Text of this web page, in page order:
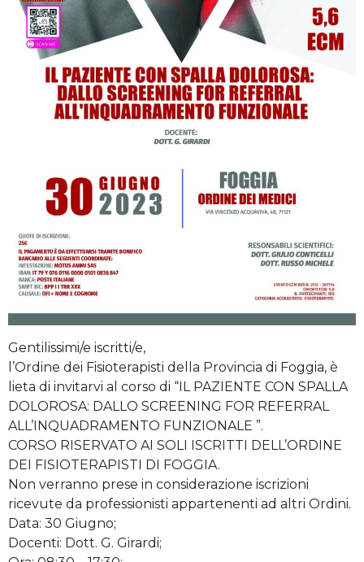
Gentilissimi/e iscritti/e,
l’Ordine dei Fisioterapisti della Provincia di Foggia, è
lieta di invitarvi al corso di “IL PAZIENTE CON SPALLA
DOLOROSA: DALLO SCREENING FOR REFERRAL
ALL’INQUADRAMENTO FUNZIONALE ”.
CORSO RISERVATO AI SOLI ISCRITTI DELL’ORDINE
DEI FISIOTERAPISTI DI FOGGIA.
Non verranno prese in considerazione iscrizioni
ricevute da professionisti appartenenti ad altri Ordini.
Data: 30 Giugno;
Docenti: Dott. G. Girardi;